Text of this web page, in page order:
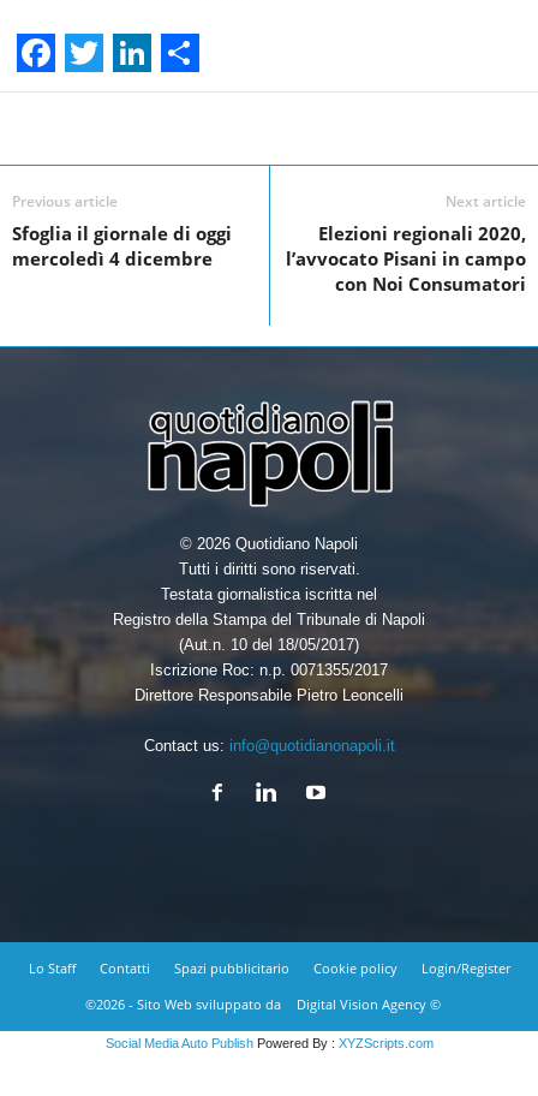
F
c
e
b
k
T
i
t
t
L
n
k
e
n
S
a
e
Previous article
Sfoglia il giornale di oggi
mercoledì 4 dicembre
Next article
Elezioni regionali 2020,
l’avvocato Pisani in campo
con Noi Consumatori
© 2026 Quotidiano Napoli
Tutti i diritti sono riservati.
Testata giornalistica iscritta nel
Registro della Stampa del Tribunale di Napoli
(Aut.n. 10 del 18/05/2017)
Iscrizione Roc: n.p. 0071355/2017
Direttore Responsabile Pietro Leoncelli
Contact us: info@quotidianonapoli.it
Lo Staff Contatti Spazi pubblicitario Cookie policy
Login/Register
©2026 - Sito Web sviluppato da
Digital Vision Agency ©
Social Media Auto PublishPowered By : XYZScripts.com